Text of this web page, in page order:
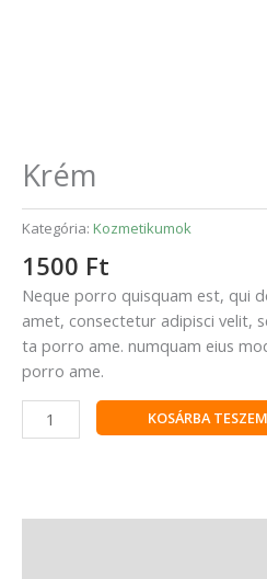
Krém
Kategória: Kozmetikumok
1500 Ft
Neque porro quisquam est, qui
amet, consectetur adipisci velit,
ta porro ame. numquam eius
porro ame.
KOSÁRBA TESZEM